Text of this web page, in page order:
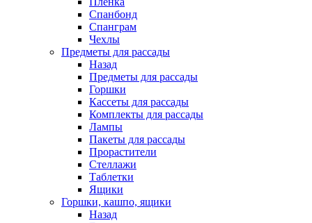
Спанбонд
Спанграм
Чехлы
Предметы для рассады
Назад
Предметы для рассады
Горшки
Кассеты для рассады
Комплекты для рассады
Лампы
Пакеты для рассады
Прорастители
Стеллажи
Таблетки
Ящики
Горшки, кашпо, ящики
Назад